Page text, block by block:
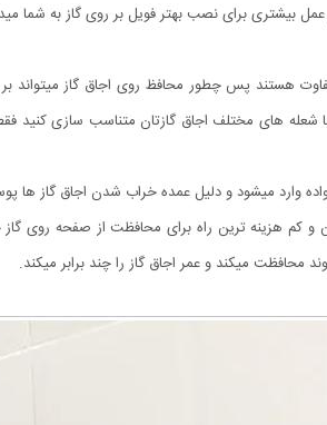
عمل بیشتری برای نصب بهتر فویل بر روی گاز به شما
هستند پس چطور محافظ روی اجاق گاز
با شعله های مختلف اجاق گازتان متناسب سازی
وارد میشود و دلیل عمده خراب شدن اجاق
محافظت میکند و عمر اجاق گاز را چند برابر میکند.